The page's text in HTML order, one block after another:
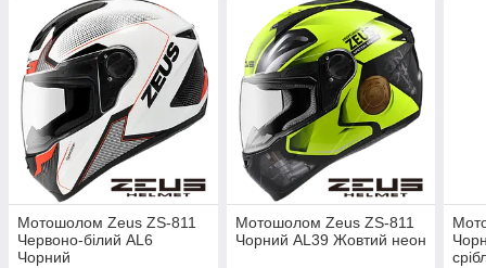
Мотошолом Zeus ZS-811
Червоно-білий AL6
Чорний
Мотошолом Zeus ZS-811
Чорний AL39 Жовтий неон